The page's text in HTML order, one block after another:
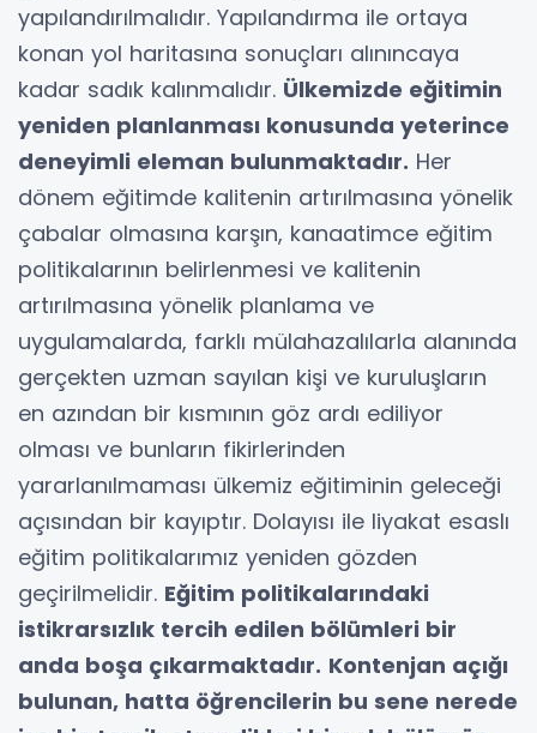
yapılandırılmalıdır. Yapılandırma ile ortaya
konan yol haritasına sonuçları alınıncaya
kadar sadık kalınmalıdır. Ülkemizde eğitimin
yeniden planlanması konusunda yeterince
deneyimli eleman bulunmaktadır. Her
dönem eğitimde kalitenin artırılmasına yönelik
çabalar olmasına karşın, kanaatimce eğitim
politikalarının belirlenmesi ve kalitenin
artırılmasına yönelik planlama ve
uygulamalarda, farklı mülahazalılarla alanında
gerçekten uzman sayılan kişi ve kuruluşların
en azından bir kısmının göz ardı ediliyor
olması ve bunların fikirlerinden
yararlanılmaması ülkemiz eğitiminin geleceği
açısından bir kayıptır. Dolayısı ile liyakat esaslı
eğitim politikalarımız yeniden gözden
geçirilmelidir. Eğitim politikalarındaki
istikrarsızlık tercih edilen bölümleri bir
anda boşa çıkarmaktadır. Kontenjan açığı
bulunan, hatta öğrencilerin bu sene nerede